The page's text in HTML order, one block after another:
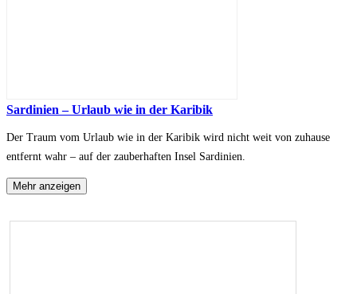
Sardinien – Urlaub wie in der Karibik
Der Traum vom Urlaub wie in der Karibik wird nicht weit von zuhause
entfernt wahr – auf der zauberhaften Insel Sardinien.
Mehr anzeigen